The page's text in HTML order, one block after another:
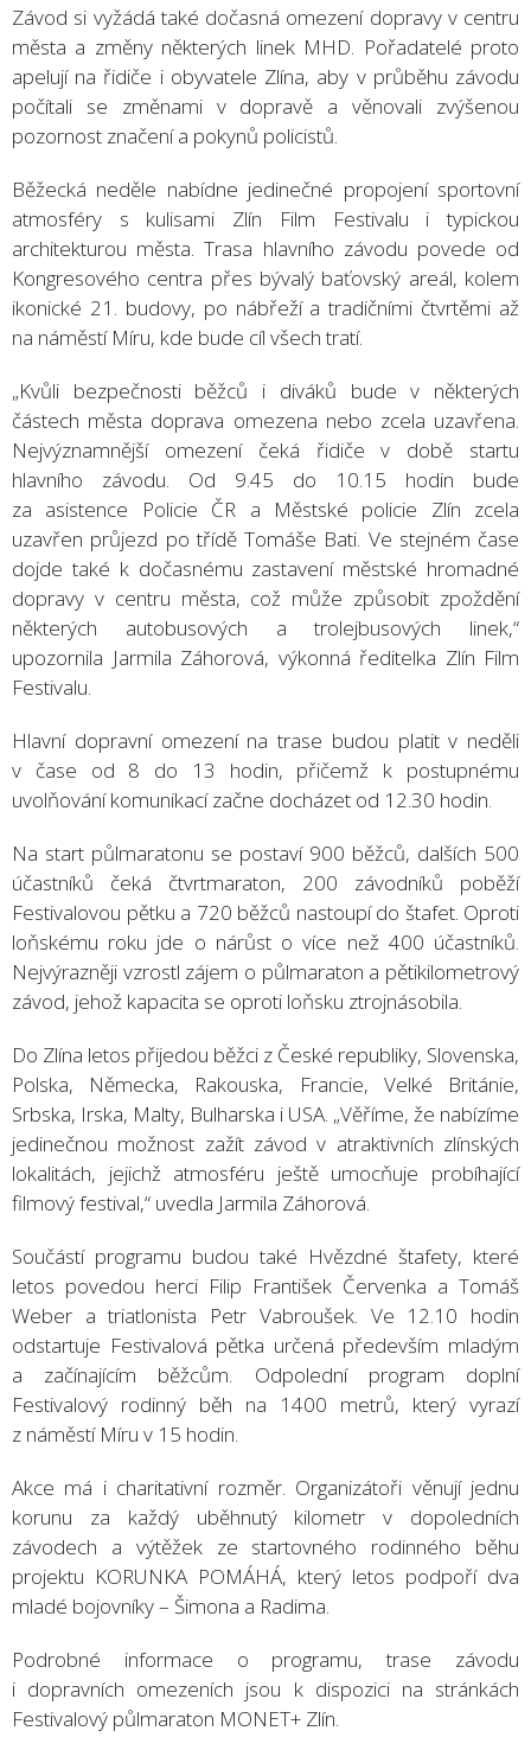
Závod si vyžádá také dočasná omezení dopravy v centru
města a změny některých linek MHD. Pořadatelé proto
apelují na řidiče i obyvatele Zlína, aby v průběhu závodu
počítali se změnami v dopravě a věnovali zvýšenou
pozornost značení a pokynů policistů.
Běžecká neděle nabídne jedinečné propojení sportovní
atmosféry s kulisami Zlín Film Festivalu i typickou
architekturou města. Trasa hlavního závodu povede od
Kongresového centra přes bývalý baťovský areál, kolem
ikonické 21. budovy, po nábřeží a tradičními čtvrtěmi až
na náměstí Míru, kde bude cíl všech tratí.
„Kvůli bezpečnosti běžců i diváků bude v některých
částech města doprava omezena nebo zcela uzavřena.
Nejvýznamnější omezení čeká řidiče v době startu
hlavního závodu. Od 9.45 do 10.15 hodin bude
za asistence Policie ČR a Městské policie Zlín zcela
uzavřen průjezd po třídě Tomáše Bati. Ve stejném čase
dojde také k dočasnému zastavení městské hromadné
dopravy v centru města, což může způsobit zpoždění
některých autobusových a trolejbusových linek,“
upozornila Jarmila Záhorová, výkonná ředitelka Zlín Film
Festivalu.
Hlavní dopravní omezení na trase budou platit v neděli
v čase od 8 do 13 hodin, přičemž k postupnému
uvolňování komunikací začne docházet od 12.30 hodin.
Na start půlmaratonu se postaví 900 běžců, dalších 500
účastníků čeká čtvrtmaraton, 200 závodníků poběží
Festivalovou pětku a 720 běžců nastoupí do štafet. Oproti
loňskému roku jde o nárůst o více než 400 účastníků.
Nejvýrazněji vzrostl zájem o půlmaraton a pětikilometrový
závod, jehož kapacita se oproti loňsku ztrojnásobila.
Do Zlína letos přijedou běžci z České republiky, Slovenska,
Polska, Německa, Rakouska, Francie, Velké Británie,
Srbska, Irska, Malty, Bulharska i USA. „Věříme, že nabízíme
jedinečnou možnost zažít závod v atraktivních zlínských
lokalitách, jejichž atmosféru ještě umocňuje probíhající
filmový festival,“ uvedla Jarmila Záhorová.
Součástí programu budou také Hvězdné štafety, které
letos povedou herci Filip František Červenka a Tomáš
Weber a triatlonista Petr Vabroušek. Ve 12.10 hodin
odstartuje Festivalová pětka určená především mladým
a začínajícím běžcům. Odpolední program doplní
Festivalový rodinný běh na 1400 metrů, který vyrazí
z náměstí Míru v 15 hodin.
Akce má i charitativní rozměr. Organizátoři věnují jednu
korunu za každý uběhnutý kilometr v dopoledních
závodech a výtěžek ze startovného rodinného běhu
projektu KORUNKA POMÁHÁ, který letos podpoří dva
mladé bojovníky – Šimona a Radima.
Podrobné informace o programu, trase závodu
i dopravních omezeních jsou k dispozici na stránkách
Festivalový půlmaraton MONET+ Zlín.